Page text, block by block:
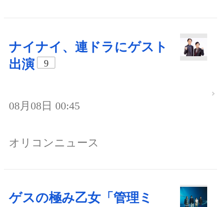
ナイナイ、連ドラにゲスト
出演
9
08月08日 00:45
オリコンニュース
ゲスの極み乙女「管理ミ